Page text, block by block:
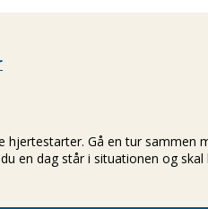
hjertestarter. Gå en tur
en dag står i situationen og